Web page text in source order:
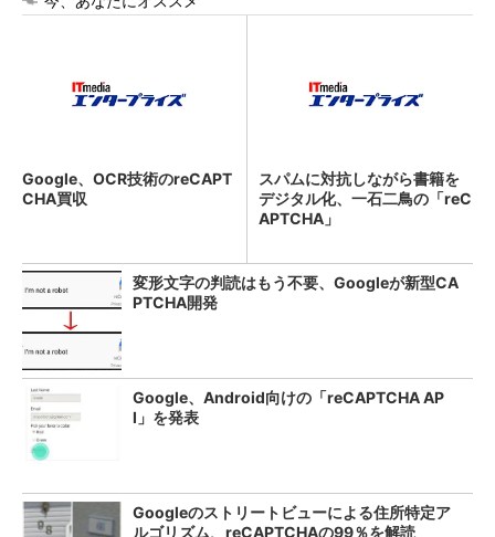
Google、OCR技術のreCAPT
CHA買収
スパムに対抗しながら書籍を
デジタル化、一石二鳥の「reC
APTCHA」
変形文字の判読はもう不要、Googleが新型CA
PTCHA開発
Google、Android向けの「reCAPTCHA AP
I」を発表
Googleのストリートビューによる住所特定ア
ルゴリズム、reCAPTCHAの99％を解読